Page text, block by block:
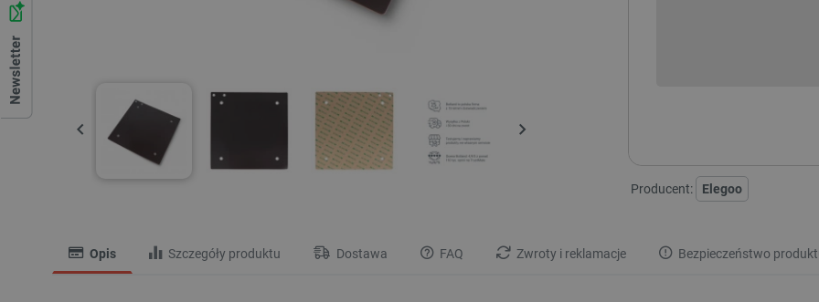
Producent: Elegoo
Opis Szczegóły produktu Dostawa FAQ Zwroty i reklamacje Bezpieczeństwo